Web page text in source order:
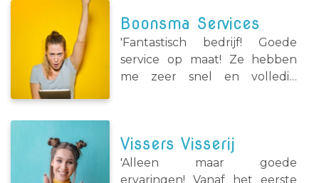
Boonsma Services
'Fantastisch bedrijf! Goede
service op maat! Ze hebben
me zeer snel en volledig
Vissers Visserij
'Alleen maar goede
ervaringen! Vanaf het eerste